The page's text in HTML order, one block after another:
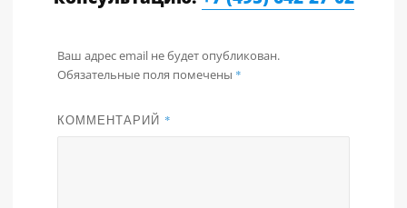
Ваш адрес email не будет опубликован.
Обязательные поля помечены *
КОММЕНТАРИЙ *